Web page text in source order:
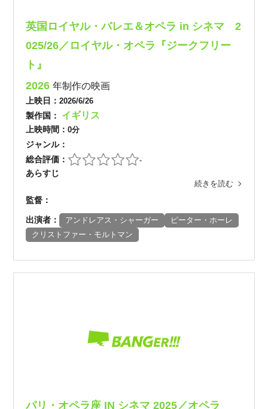
英国ロイヤル・バレエ＆オペラ in シネマ 2
025/26／ロイヤル・オペラ『ジークフリー
ト』
2026年制作の映画
上映日：2026/6/26
製作国： イギリス
上映時間：0分
ジャンル：
総合評価：
-
あらすじ
続きを読む
監督：
出演者： アンドレアス・シャーガー
ピーター・ホーレ
クリストファー・モルトマン
パリ・オペラ座 IN シネマ 2025／オペラ